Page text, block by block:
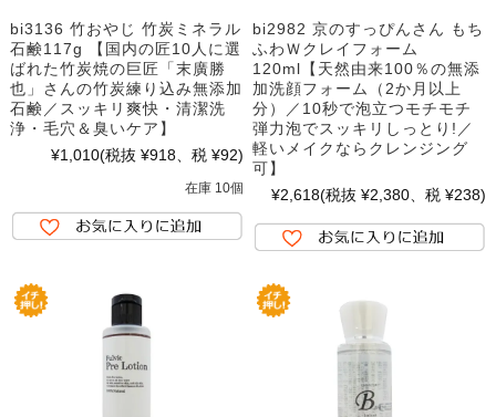
bi3136 竹おやじ 竹炭ミネラル
石鹸117g 【国内の匠10人に選
ばれた竹炭焼の巨匠「末廣勝
也」さんの竹炭練り込み無添加
石鹸／スッキリ爽快・清潔洗
浄・毛穴＆臭いケア】
¥1,010(税抜 ¥918、税 ¥92)
在庫 10個
bi2982 京のすっぴんさん もち
ふわＷクレイフォーム
120ml【天然由来100％の無添
加洗顔フォーム（2か月以上
分）／10秒で泡立つモチモチ
弾力泡でスッキリしっとり!／
軽いメイクならクレンジング
可】
¥2,618(税抜 ¥2,380、税 ¥238)